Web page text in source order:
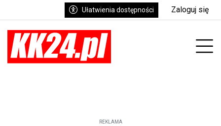
Ułatwienia dostępności Zaloguj się
REKLAMA